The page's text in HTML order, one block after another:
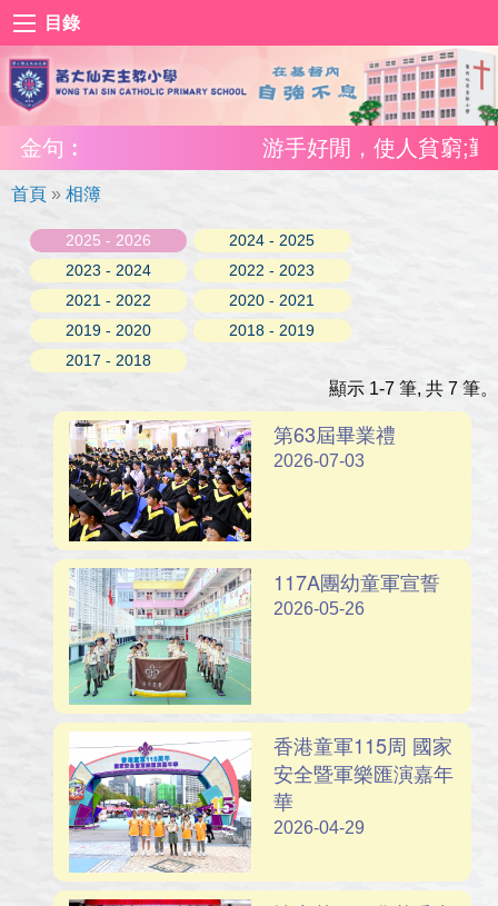
目錄
金句︰ 游手好閒，使人貧窮;勤
首頁 » 相簿
2025 - 2026
2024 - 2025
2023 - 2024
2022 - 2023
2021 - 2022
2020 - 2021
2019 - 2020
2018 - 2019
2017 - 2018
顯示 1-7 筆, 共 7 筆。
第63屆畢業禮
2026-07-03
117A團幼童軍宣誓
2026-05-26
香港童軍115周 國家
安全暨軍樂匯演嘉年
華
2026-04-29